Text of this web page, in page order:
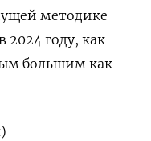
методике
2024 году, как
большим как